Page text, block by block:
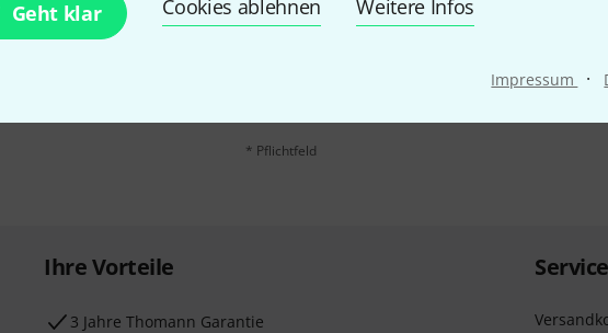
Geht klar Cookies ablehnen Weitere Infos
Impressum ·
mit etwas Glück
E-Mail-Adresse*
Mit Klick auf „Jetzt anmelden“ stimmen Sie dem Erhalt
Nutzungsverhaltens zu. Die Abmeldung ist jederzeit
* Pflichtfeld
Ihre Vorteile
3 Jahre Thomann Garantie
Service